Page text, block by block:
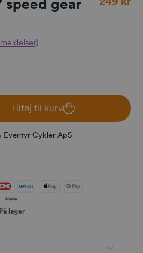
speed gear
Nexus 7 speed
Nexus 7 speed
Tilføj til kurv
Eventyr Cykler ApS
lager